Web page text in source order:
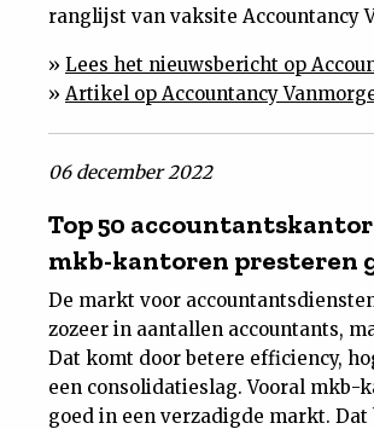
ranglijst van vaksite Accountancy
» Lees het nieuwsbericht op
» Artikel op Accountancy
06 december 2022
Top 50
mkb-kantoren presteren
De markt voor
zozeer in aantallen accountants,
Dat komt door betere efficiency,
een consolidatieslag. Vooral mkb-
goed in een verzadigde markt.